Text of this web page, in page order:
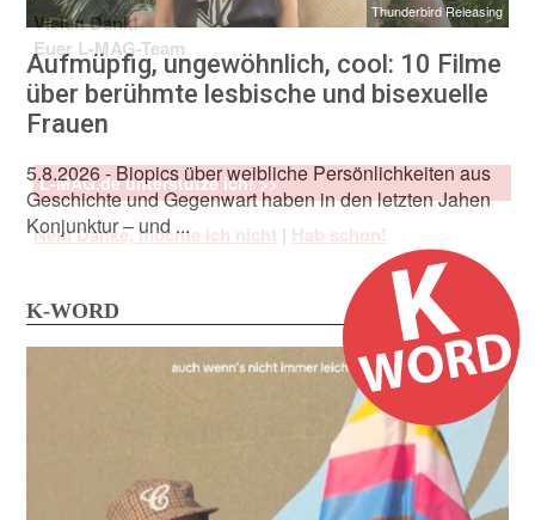
Thunderbird Releasing
Aufmüpfig, ungewöhnlich, cool: 10 Filme
über berühmte lesbische und bisexuelle
Frauen
5.8.2026- Biopics über weibliche Persönlichkeiten aus
Geschichte und Gegenwart haben in den letzten Jahen
Konjunktur – und ...
K-WORD
Vielen Dank!
Euer L-MAG-Team
L-MAG.de unterstütze ich! >>
Nein Danke, möchte ich nicht | Hab schon!